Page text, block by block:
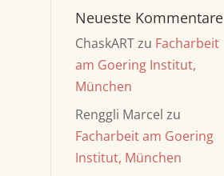
Neueste Kommentare
ChaskARTzu Facharbeit
am Goering Institut,
München
Renggli Marcel zu
Facharbeit am Goering
Institut, München